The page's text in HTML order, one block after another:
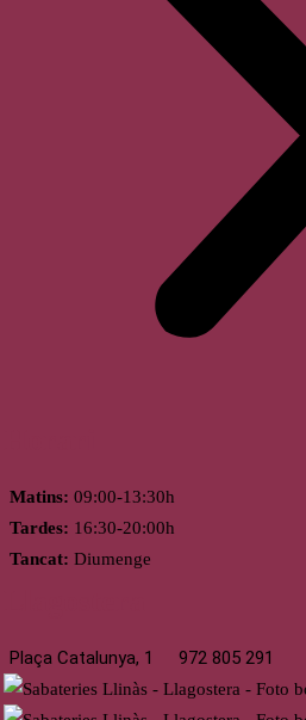
Matins: 09:00-13:30h
Tardes: 16:30-20:00h
Tancat: Diumenge
Plaça Catalunya, 1 972 805 291